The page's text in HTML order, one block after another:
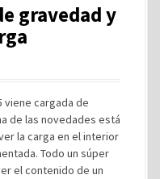
gravedad y
viene cargada de
de las novedades está
la carga en el interior
Todo un súper
el contenido de un